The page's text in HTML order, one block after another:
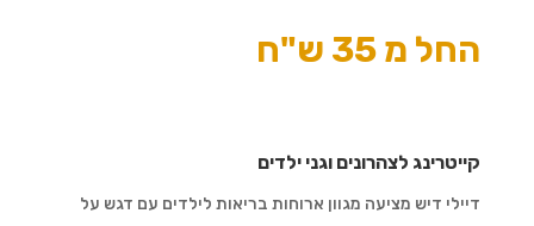
החל מ 35 ש"ח
קייטרינג לצהרונים וגני ילדים
דיילי דיש מציעה מגוון ארוחות בריאות לילדים עם דגש על